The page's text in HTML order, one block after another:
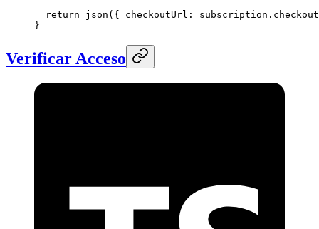
  return
json ({ checkoutUrl:
}
Verificar Acceso